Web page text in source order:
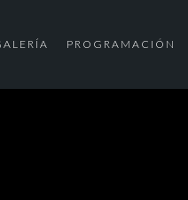
PROGRAMACIÓN